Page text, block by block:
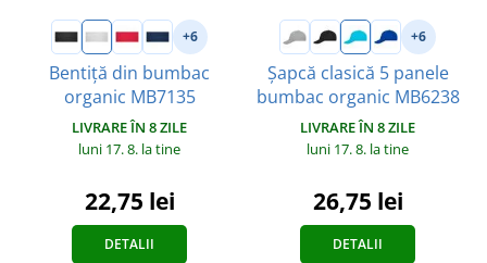
+6
Bentiță din bumbac
organic MB7135
LIVRARE ÎN 8 ZILE
luni 17. 8. la tine
22,75 lei
DETALII
+6
Șapcă clasică 5 panele
bumbac organic MB6238
LIVRARE ÎN 8 ZILE
luni 17. 8. la tine
26,75 lei
DETALII